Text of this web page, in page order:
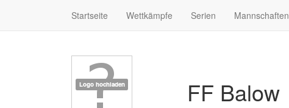
Startseite Wettkämpfe Serien Mannschaften
FF Balow